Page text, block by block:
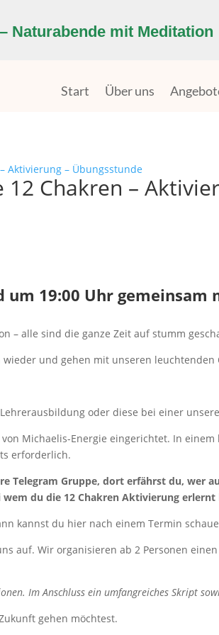
Naturabende mit Meditation
Start Über uns
Aktivierung – Übungsstunde
Chakren –
19:00 Uhr
– alle sind die ganze Zeit auf stumm
und gehen mit unseren leuchtenden
oder diese bei einer
Michaelis-Energie eingerichtet. In
erforderlich.
Gruppe, dort erfährst du, wer
wem du die 12 Chakren Aktivierung erlernt
kannst du hier nach einem Termin
auf. Wir organisieren ab 2 Personen
Im Anschluss ein umfangreiches Skript
gehen möchtest.